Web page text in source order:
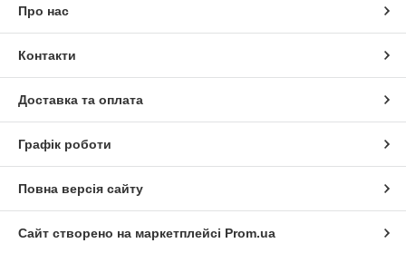
Про нас
Контакти
Доставка та оплата
Графік роботи
Повна версія сайту
Сайт створено на маркетплейсі Prom.ua